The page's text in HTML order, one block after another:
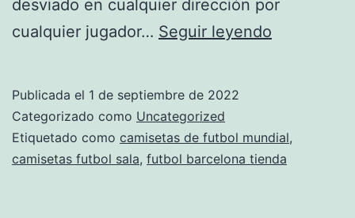
desviado en cualquier dirección por
cualquier jugador… Seguir leyendo
Publicada el 1 de septiembre de 2022
Categorizado como Uncategorized
Etiquetado como camisetas de futbol mundial,
camisetas futbol sala, futbol barcelona tienda